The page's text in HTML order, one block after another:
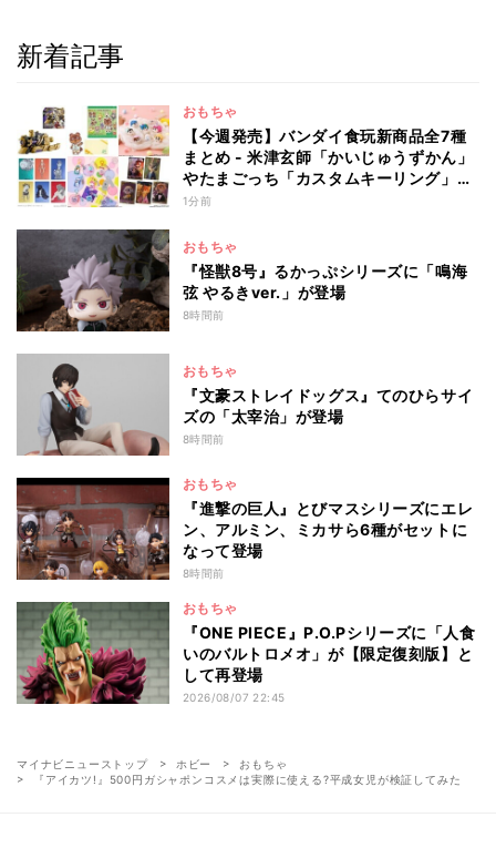
新着記事
おもちゃ
【今週発売】バンダイ食玩新商品全7種
まとめ - 米津玄師「かいじゅうずかん」
やたまごっち「カスタムキーリング」新
作が登場(2026年8月10日発売)
1分前
おもちゃ
『怪獣8号』るかっぷシリーズに「鳴海
弦 やるきver.」が登場
8時間前
おもちゃ
『文豪ストレイドッグス』てのひらサイ
ズの「太宰治」が登場
8時間前
おもちゃ
『進撃の巨人』とびマスシリーズにエレ
ン、アルミン、ミカサら6種がセットに
なって登場
8時間前
おもちゃ
『ONE PIECE』P.O.Pシリーズに「人食
いのバルトロメオ」が【限定復刻版】と
して再登場
2026/08/07 22:45
マイナビニューストップ ホビー
おもちゃ
『アイカツ!』500円ガシャポンコスメは実際に使える?平成女児が検証してみた